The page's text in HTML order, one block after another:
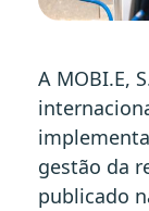
A MOBI.E,
gestão da
publicado